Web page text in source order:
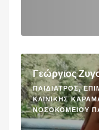
Γεώργιος
ΠΑΙΔΊΑΤΡΟΣ,
ΚΛΙΝΙΚΉΣ
ΝΟΣΟΚΟΜΕΊΟΥ